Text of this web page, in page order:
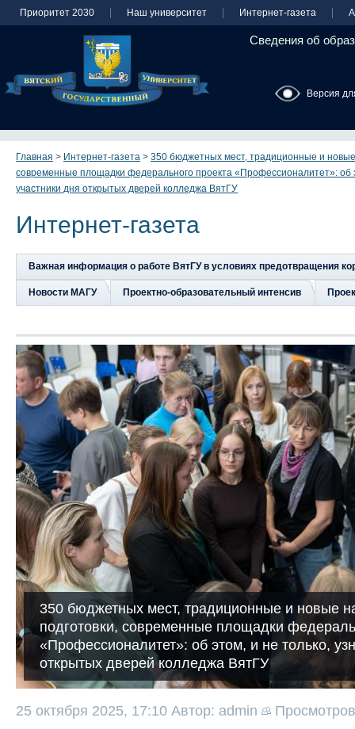
Приоритет 2030 Наш университет Интернет-газета
Сведения об
Версия
Главная > Интернет-газета > 350 бюджетных мест, традиционные и
современные площадки федерального проекта «Профессионалитет»: об
участники дня открытых дверей колледжа ВятГУ
Интернет-газета
Важная информация о работе ВятГУ в условиях предотвращения
Новости МАГУ Проектно-образовательный интенсив
350 бюджетных мест, традиционные и новые
подготовки, современные площадки
«Профессионалитет»: об этом, и не только,
открытых дверей колледжа ВятГУ
25 октября 2025, 17:10 Автор: admin